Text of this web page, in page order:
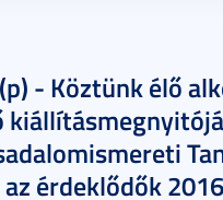
- Köztünk élő
érdeklődők